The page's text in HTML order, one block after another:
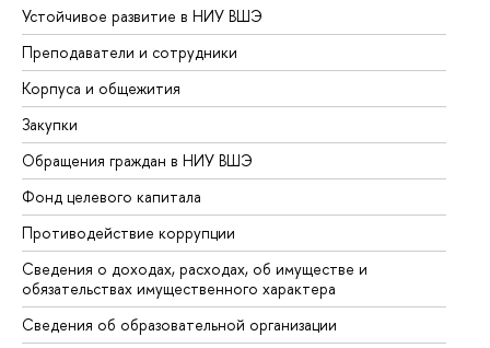
Устойчивое развитие в НИУ ВШЭ
Преподаватели и сотрудники
Корпуса и общежития
Закупки
Обращения граждан в НИУ ВШЭ
Фонд целевого капитала
Противодействие коррупции
Сведения о доходах, расходах, об имуществе и
обязательствах имущественного характера
Сведения об образовательной организации